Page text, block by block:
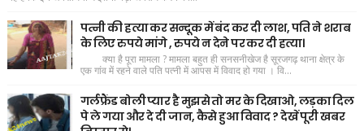
पत्नी की हत्या कर सन्दूक में बंद कर दी लाश, पति ने शराब
के लिए रुपये मांगे , रुपये न देने पर कर दी हत्या।
क्या है पूरा मामला ? मामला बहुत ही सनसनीखेज है सूरजगढ़ थाना क्षेत्र के
एक गांव में रहने वाले पति पत्नी में आपस में विवाद हो गया । वि...
गर्लफ्रैंड बोली प्यार है मुझसे तो मर के दिखाओ, लड़का दिल
पे ले गया और दे दी जान, कैसे हुआ विवाद ? देखें पूरी खबर